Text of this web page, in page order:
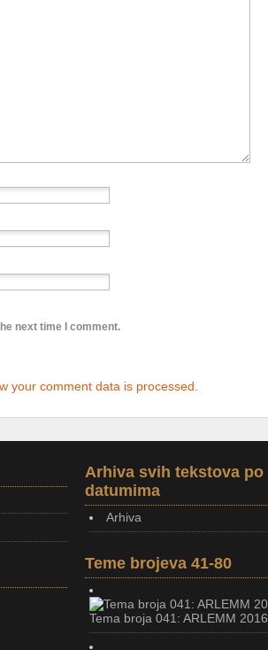
next time I comment.
your comment data is processed.
Arhiva svih tekstova po
datumima
Arhiva
Teme brojeva 41-80
Tema broja 041: ARLEMM 2016